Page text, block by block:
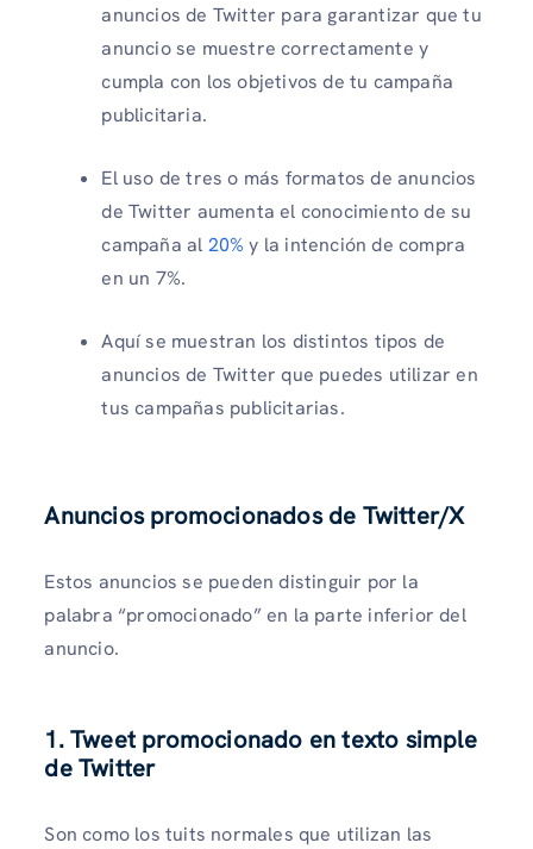
anuncios de Twitter para garantizar que tu
anuncio se muestre correctamente y
cumpla con los objetivos de tu campaña
publicitaria.
El uso de tres o más formatos de anuncios
de Twitter aumenta el conocimiento de su
campaña al 20% y la intención de compra
en un 7%.
Aquí se muestran los distintos tipos de
anuncios de Twitter que puedes utilizar en
tus campañas publicitarias.
Anuncios promocionados de Twitter/X
Estos anuncios se pueden distinguir por la
palabra “promocionado” en la parte inferior del
anuncio.
1. Tweet promocionado en texto simple
de Twitter
Son como los tuits normales que utilizan las